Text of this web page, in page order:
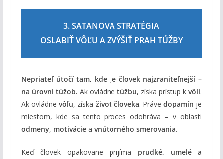
3. SATANOVA STRATÉGIA
OSLABIŤ VÔĽU A ZVÝŠIŤ PRAH TÚŽBY
Nepriateľ útočí tam, kde je človek najzraniteľnejší –
na úrovni túžob. Ak ovládnetúžbu, získa prístup kvôli.
Ak ovládnevôľu, získa život človeka. Právedopamín je
miestom, kde sa tento proces odohráva – v oblasti
odmeny, motiváciea vnútorného smerovania.
Keď človek opakovane prijíma prudké, umelé a